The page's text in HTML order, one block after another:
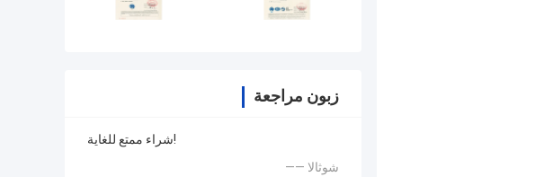
زبون مراجعة
شراء ممتع للغاية!
—— شوثالا